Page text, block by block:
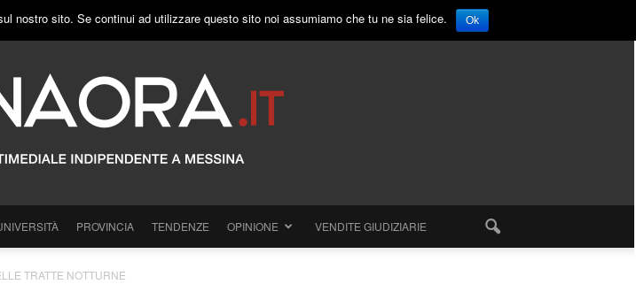
PROVINCIA TENDENZE OPINIONE VENDITE GIUDIZIARIE
TRATTE NOTTURNE
nostro sito. Se continui ad utilizzare questo sito noi assumiamo che tu ne sia felice. Ok